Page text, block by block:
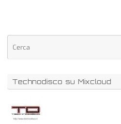
Technodisco su Mixcloud